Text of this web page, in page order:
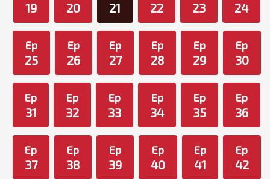
19 20 21 22 23 24
Ep
25
Ep
26
Ep
27
Ep
28
Ep
29
Ep
30
Ep
31
Ep
32
Ep
33
Ep
34
Ep
35
Ep
36
Ep
37
Ep
38
Ep
39
Ep
40
Ep
41
Ep
42